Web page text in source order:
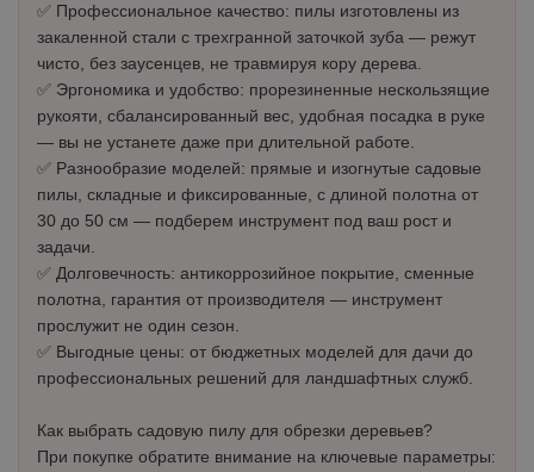
✅ Профессиональное качество: пилы изготовлены из
закаленной стали с трехгранной заточкой зуба — режут
чисто, без заусенцев, не травмируя кору дерева.
✅ Эргономика и удобство: прорезиненные нескользящие
рукояти, сбалансированный вес, удобная посадка в руке
— вы не устанете даже при длительной работе.
✅ Разнообразие моделей: прямые и изогнутые садовые
пилы, складные и фиксированные, с длиной полотна от
30 до 50 см — подберем инструмент под ваш рост и
задачи.
✅ Долговечность: антикоррозийное покрытие, сменные
полотна, гарантия от производителя — инструмент
прослужит не один сезон.
✅ Выгодные цены: от бюджетных моделей для дачи до
профессиональных решений для ландшафтных служб.
Как выбрать садовую пилу для обрезки деревьев?
При покупке обратите внимание на ключевые параметры: